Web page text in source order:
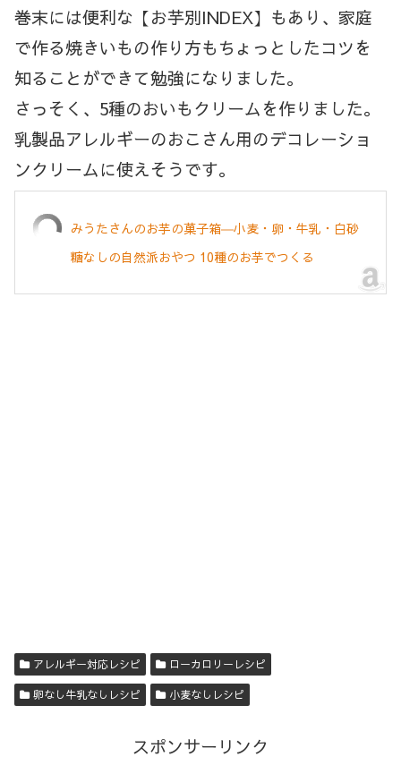
巻末には便利な【お芋別INDEX】もあり、家庭
で作る焼きいもの作り方もちょっとしたコツを
知ることができて勉強になりました。
さっそく、5種のおいもクリームを作りました。
乳製品アレルギーのおこさん用のデコレーショ
ンクリームに使えそうです。
みうたさんのお芋の菓子箱―小麦・卵・牛乳・白砂
糖なしの自然派おやつ 10種のお芋でつくる
アレルギー対応レシピ ローカロリーレシピ
卵なし牛乳なしレシピ 小麦なしレシピ
スポンサーリンク